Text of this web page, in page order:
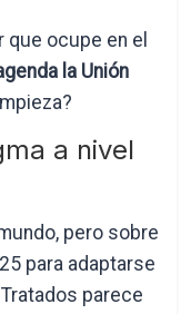
que ocupe en el
la Unión
a nivel
pero sobre
para adaptarse
parece